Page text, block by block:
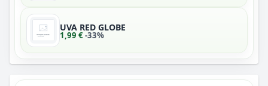
UVA RED GLOBE
1,99 €-33%